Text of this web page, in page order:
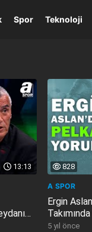
Spor Teknoloji
13:13 828
A SPOR
Ergin
Futbolcu
5 yıl önce